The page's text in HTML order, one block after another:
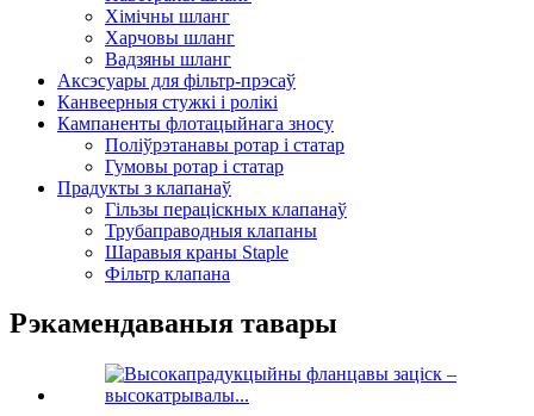
Хімічны шланг
Харчовы шланг
Вадзяны шланг
Аксэсуары для фільтр-прэсаў
Канвеерныя стужкі і ролікі
Кампаненты флотацыйнага зносу
Поліўрэтанавы ротар і статар
Гумовы ротар і статар
Прадукты з клапанаў
Гільзы пераціскных клапанаў
Трубаправодныя клапаны
Шаравыя краны Staple
Фільтр клапана
Рэкамендаваныя тавары